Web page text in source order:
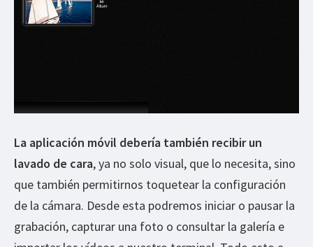
La aplicación móvil debería también recibir un
lavado de cara, ya no solo visual, que lo necesita, sino
que también permitirnos toquetear la configuración
de la cámara. Desde esta podremos iniciar o pausar la
grabación, capturar una foto o consultar la galería e